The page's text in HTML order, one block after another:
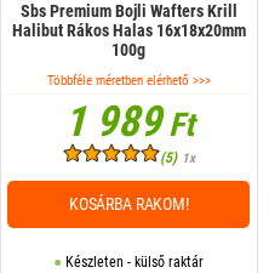
Sbs Premium Bojli Wafters Krill
Halibut Rákos Halas 16x18x20mm
100g
Többféle méretben elérhető >>>
1 989Ft
(5) 1x
Készleten - külső raktár
KOSÁRBA RAKOM!